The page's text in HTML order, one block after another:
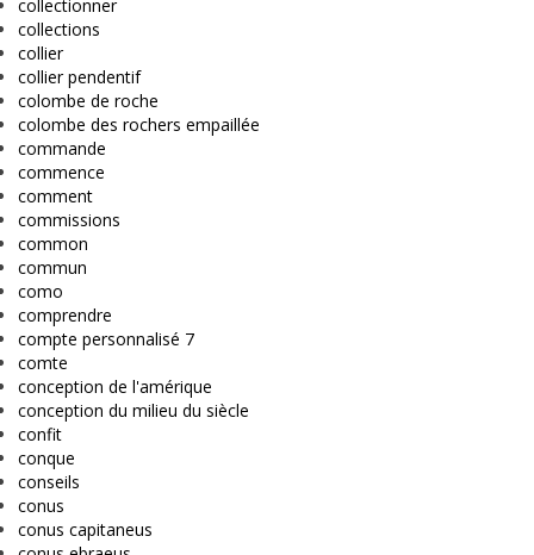
collectionner
collections
collier
collier pendentif
colombe de roche
colombe des rochers empaillée
commande
commence
comment
commissions
common
commun
como
comprendre
compte personnalisé 7
comte
conception de l'amérique
conception du milieu du siècle
confit
conque
conseils
conus
conus capitaneus